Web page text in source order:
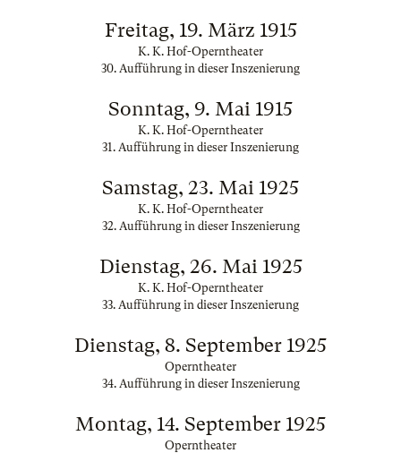
Freitag, 19. März 1915
K. K. Hof-Operntheater
30. Aufführung in dieser Inszenierung
Sonntag, 9. Mai 1915
K. K. Hof-Operntheater
31. Aufführung in dieser Inszenierung
Samstag, 23. Mai 1925
K. K. Hof-Operntheater
32. Aufführung in dieser Inszenierung
Dienstag, 26. Mai 1925
K. K. Hof-Operntheater
33. Aufführung in dieser Inszenierung
Dienstag, 8. September 1925
Operntheater
34. Aufführung in dieser Inszenierung
Montag, 14. September 1925
Operntheater